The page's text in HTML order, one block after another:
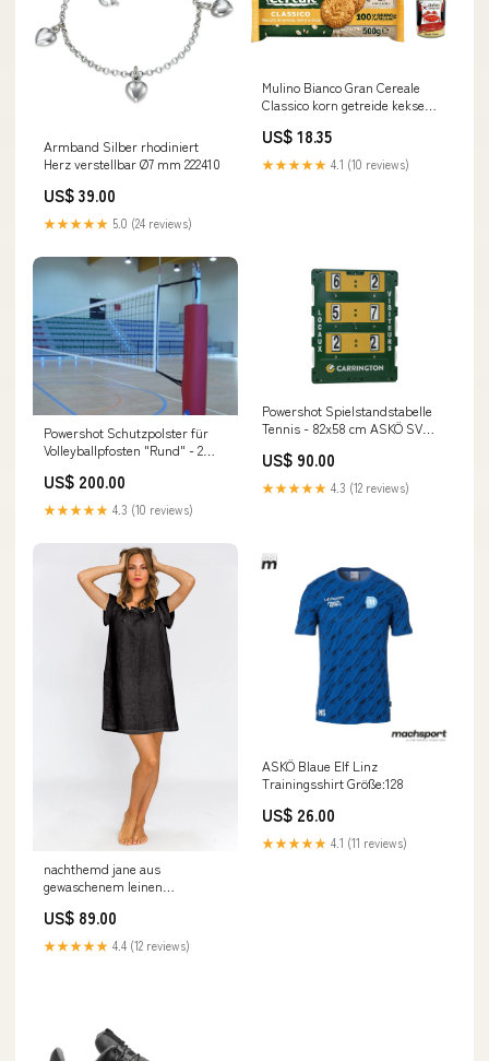
Armband Silber rhodiniert
Herz verstellbar Ø7 mm 222410
US$ 39.00
★★★★★ 5.0 (24 reviews)
Mulino Bianco Gran Cereale
Classico korn getreide kekse
Italian Gourmet polpa 400g
Original italienisch Coccolino
US$ 18.35
★★★★★ 4.1 (10 reviews)
Powershot Schutzpolster für
Volleyballpfosten "Rund" - 2
Adlwang
US$ 200.00
★★★★★ 4.3 (10 reviews)
Powershot Spielstandstabelle
Tennis - 82x58 cm ASKÖ SV
Initialen Trainingsset kurz
US$ 90.00
★★★★★ 4.3 (12 reviews)
nachthemd jane aus
gewaschenem leinen
Taille:Brustumfang 96cm / L-
42-44
US$ 89.00
★★★★★ 4.4 (12 reviews)
ASKÖ Blaue Elf Linz
Trainingsshirt Größe:128
US$ 26.00
★★★★★ 4.1 (11 reviews)